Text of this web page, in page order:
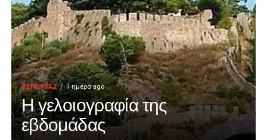
ΡΕΠΟΡΤΑΖ 1 ημέρα ago
Η γελοιογραφία της
εβδομάδας